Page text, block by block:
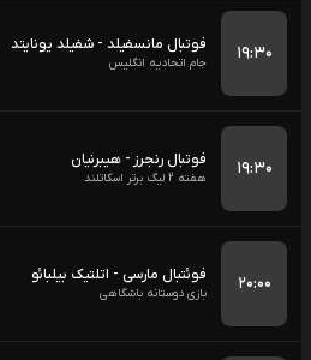
۱۹:۳۰ فوتبال مانسفیلد - شفیلد یونایتد
جام اتحادیه انگلیس
۱۹:۳۰ فوتبال رنجرز - هیبرنیان
هفته 2 لیگ برتر اسکاتلند
۲۰:۰۰ فوئتبال مارسی - اتلتیک بیلبائو
بازی دوستانه باشگاهی